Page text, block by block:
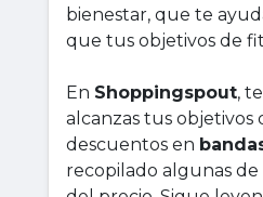
bienestar, que te
que tus objetivos de
En Shoppingspout,
alcanzas tus objetivos
descuentos en
recopilado algunas